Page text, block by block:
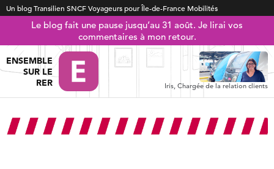
Un blog Transilien SNCF Voyageurs pour Île-de-France Mobilités
Le blog fait une pause jusqu’au 31 août. Je lirai vos
commentaires à mon retour.
ENSEMBLE
SUR LE
RER
Iris, Chargée de la relation clients